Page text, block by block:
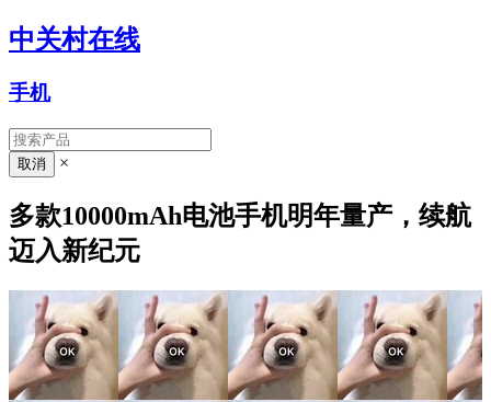
中关村在线
手机
×
多款10000mAh电池手机明年量产，续航
迈入新纪元